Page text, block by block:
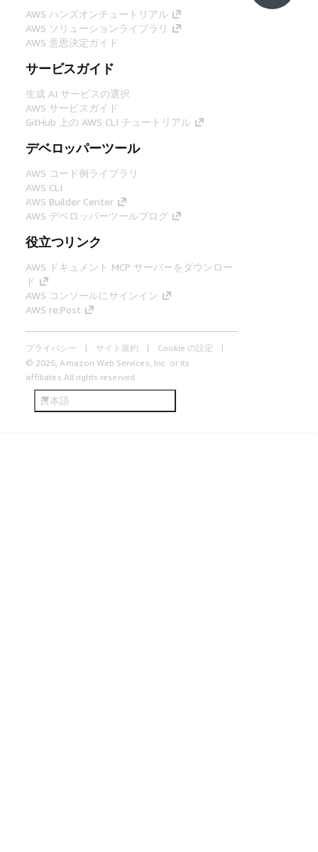
AWS ハンズオンチュートリアル
AWS ソリューションライブラリ
AWS 意思決定ガイド
サービスガイド
生成 AI サービスの選択
AWS サービスガイド
GitHub 上の AWS CLI チュートリアル
デベロッパーツール
AWS コード例ライブラリ
AWS CLI
AWS Builder Center
AWS デベロッパーツールブログ
役立つリンク
AWS ドキュメント MCP サーバーをダウンロー
ド
AWS コンソールにサインイン
AWS re:Post
プライバシー サイト規約
Cookie の設定
© 2026, Amazon Web Services, Inc. or its
affiliates.All rights reserved.
日本語